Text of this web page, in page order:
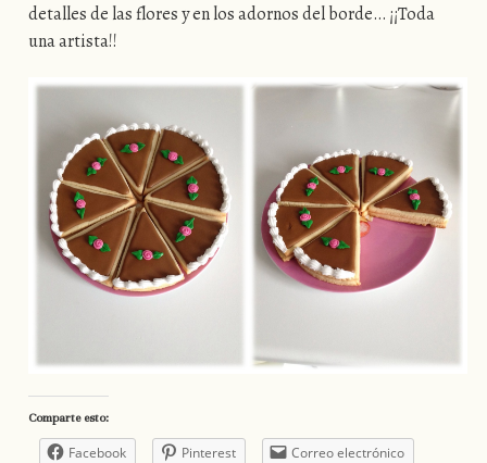
detalles de las flores y en los adornos del borde… ¡¡Toda
una artista!!
Comparte esto:
Facebook Pinterest
Correo electrónico